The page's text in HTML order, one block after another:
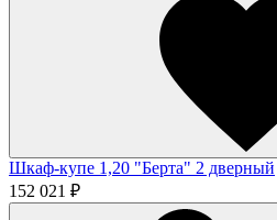
Шкаф-купе 1,20 "Берта" 2 дверный
152 021 ₽